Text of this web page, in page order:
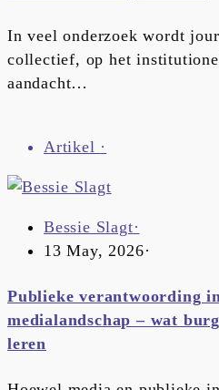
In veel onderzoek wordt
collectief, op het
aandacht…
Artikel ·
Bessie Slagt·
13 May, 2026·
Publieke verantwoording
medialandschap – wat
leren